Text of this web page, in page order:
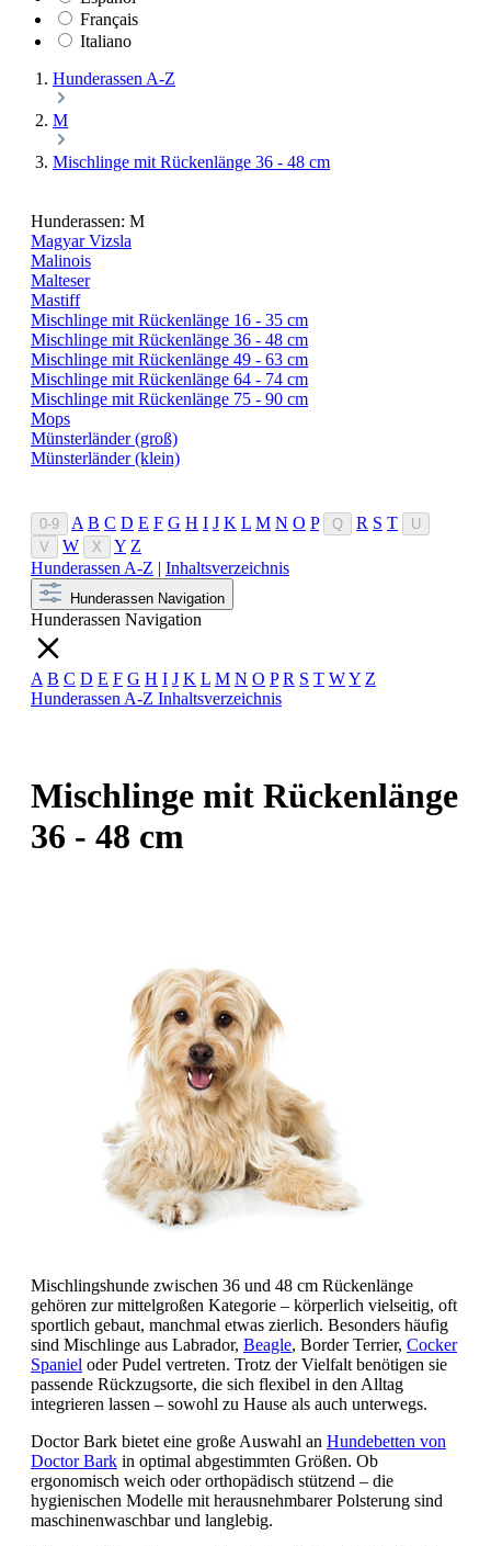
Français
Italiano
Hunderassen A-Z
M
Mischlinge mit Rückenlänge 36 - 48 cm
Hunderassen: M
Magyar Vizsla
Malinois
Malteser
Mastiff
Mischlinge mit Rückenlänge 16 - 35 cm
Mischlinge mit Rückenlänge 36 - 48 cm
Mischlinge mit Rückenlänge 49 - 63 cm
Mischlinge mit Rückenlänge 64 - 74 cm
Mischlinge mit Rückenlänge 75 - 90 cm
Mops
Münsterländer (groß)
Münsterländer (klein)
0-9 A B C D E F G H I J K L M N O P Q R S T
U
V
W X Y Z
Hunderassen A-Z | Inhaltsverzeichnis
Hunderassen Navigation
Hunderassen Navigation
A B C D E F G H I J K L M N O P R S T WY Z
Hunderassen A-Z Inhaltsverzeichnis
Mischlinge mit Rückenlänge
36 - 48 cm
Mischlingshunde zwischen 36 und 48 cm Rückenlänge
gehören zur mittelgroßen Kategorie – körperlich vielseitig, oft
sportlich gebaut, manchmal etwas zierlich. Besonders häufig
sind Mischlinge aus Labrador, Beagle, Border Terrier, Cocker
Spaniel oder Pudel vertreten. Trotz der Vielfalt benötigen sie
passende Rückzugsorte, die sich flexibel in den Alltag
integrieren lassen – sowohl zu Hause als auch unterwegs.
Doctor Bark bietet eine große Auswahl an Hundebetten von
Doctor Bark in optimal abgestimmten Größen. Ob
ergonomisch weich oder orthopädisch stützend – die
hygienischen Modelle mit herausnehmbarer Polsterung sind
maschinenwaschbar und langlebig.